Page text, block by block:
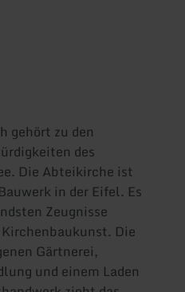
gehört zu den
des
Die Abteikirche ist
in der Eifel. Es
Zeugnisse
Die
Gärtnerei,
und einem Laden